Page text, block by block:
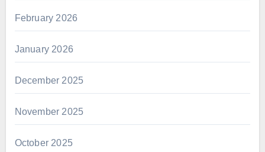
February 2026
January 2026
December 2025
November 2025
October 2025